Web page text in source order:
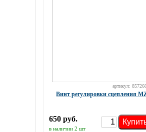
артикул:
Винт регулировки сцепления
650 руб.
в наличии 2 шт